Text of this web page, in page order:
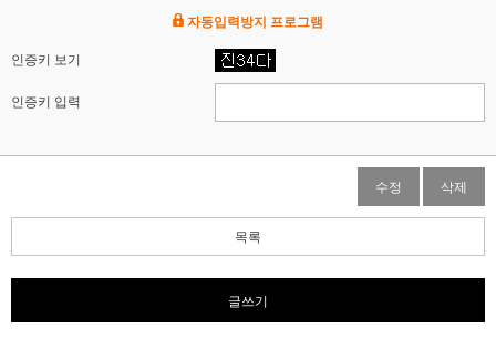
자동입력방지 프로그램
인증키 보기
인증키 입력
수정 삭제
목록
글쓰기